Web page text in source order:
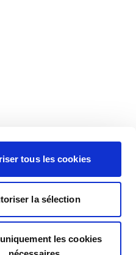
tous les cookies
la sélection
les cookies